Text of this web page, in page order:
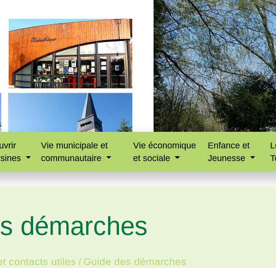
Vie municipale et
communautaire
Vie économique
et sociale
Enfance et
Jeunesse
démarches
contacts utiles / Guide des démarches